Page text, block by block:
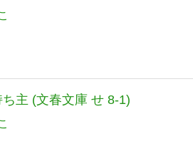
主 (文春文庫 せ 8-1)